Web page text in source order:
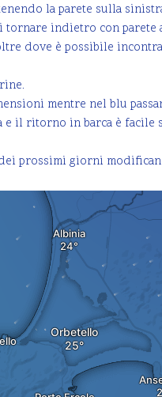
la parete sulla
indietro con
dove è possibile
mentre nel blu
e il ritorno in barca è
prossimi giorni